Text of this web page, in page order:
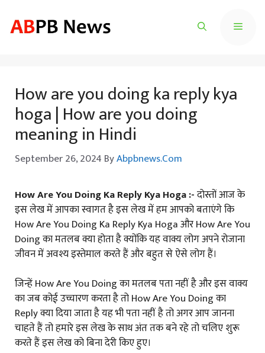
Content
Menu
How are you doing ka reply kya
hoga | How are you doing
meaning in Hindi
September 26, 2024 ByAbpbnews.com
How Are You Doing Ka Reply Kya Hoga :-दोस्तों आज के
इस लेख में आपका स्वागत है इस लेख में हम आपको बताएंगे कि
How Are You Doing Ka Reply Kya Hoga और How Are You
Doing का मतलब क्या होता है क्योंकि यह वाक्य लोग अपने रोजाना
जीवन में अवश्य इस्तेमाल करते हैं और बहुत से ऐसे लोग हैं।
जिन्हें How Are You Doing का मतलब पता नहीं है और इस वाक्य
का जब कोई उच्चारण करता है तो How Are You Doing का
Reply क्या दिया जाता है यह भी पता नहीं है तो अगर आप जानना
चाहते हैं तो हमारे इस लेख के साथ अंत तक बने रहे तो चलिए शुरू
करते हैं इस लेख को बिना देरी किए हुए।